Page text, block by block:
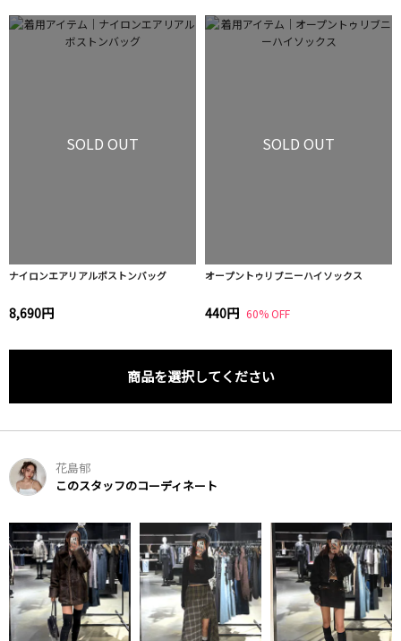
SOLD OUT
ナイロンエアリアルボストンバッグ
8,690円
SOLD OUT
オープントゥリブニーハイソックス
440円 60% OFF
商品を選択してください
花島郁
このスタッフのコーディネート